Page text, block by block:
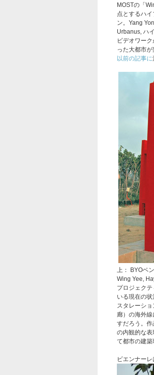
MOSTの「
点とするハ
ン。Yang
Urbanus, ハ
ビデオワー
った大都市
以前の記事に
上： BYOベ
Wing Yee,
プロジェク
いる現在の
スタレーシ
廊）の海外
すだろう。
の内観的な
て都市の建築
ビエンナー